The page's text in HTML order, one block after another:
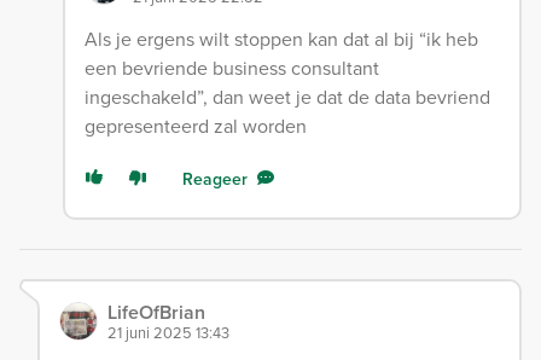
Als je ergens wilt stoppen kan dat al bij “ik heb
een bevriende business consultant
ingeschakeld”, dan weet je dat de data bevriend
gepresenteerd zal worden
Reageer
LifeOfBrian
21 juni 2025 13:43